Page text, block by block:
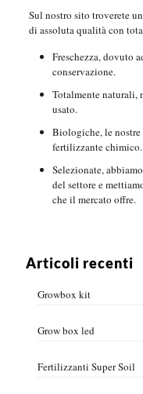
Sul nostro sito troverete
di assoluta qualità con
Freschezza, dovuto
conservazione.
Totalmente naturali,
usato.
Biologiche, le nostre
fertilizzante chimico.
Selezionate,
del settore e
che il mercato offre.
Articoli recenti
Growbox kit
Grow box led
Fertilizzanti Super Soil